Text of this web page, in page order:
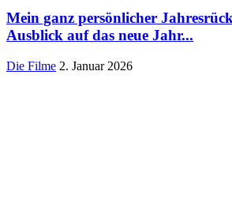
Mein ganz persönlicher
Ausblick auf das neue Jahr...
Die Filme 2. Januar 2026